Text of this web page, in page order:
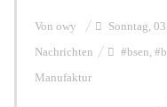
Von owy Sonntag,
Nachrichten #bsen,
Manufaktur